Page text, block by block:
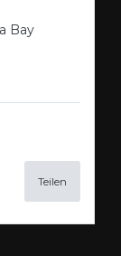
Bay
Teilen